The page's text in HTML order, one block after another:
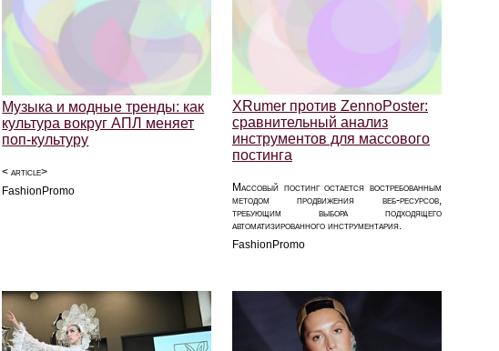
Музыка и модные тренды: как
культура вокруг АПЛ меняет
поп-культуру
< article>
FashionPromo
XRumer против ZennoPoster:
сравнительный анализ
инструментов для массового
постинга
Массовый постинг остается востребованным
методом продвижения веб-ресурсов,
требующим выбора подходящего
автоматизированного инструментария.
FashionPromo